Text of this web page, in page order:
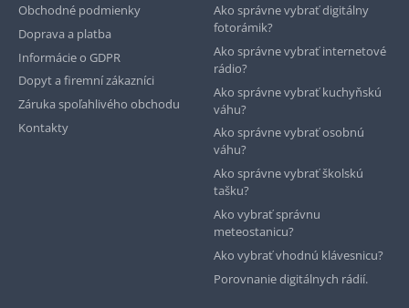
Obchodné podmienky
Doprava a platba
Informácie o GDPR
Dopyt a firemní zákazníci
Záruka spoľahlivého obchodu
Kontakty
Ako správne vybrať digitálny
fotorámik?
Ako správne vybrať internetové
rádio?
Ako správne vybrať kuchyňskú
váhu?
Ako správne vybrať osobnú
váhu?
Ako správne vybrať školskú
tašku?
Ako vybrať správnu
meteostanicu?
Ako vybrať vhodnú klávesnicu?
Porovnanie digitálnych rádií.